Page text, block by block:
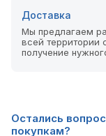
Доставка
Мы предлагаем
всей территории
получение
Остались
покупкам?